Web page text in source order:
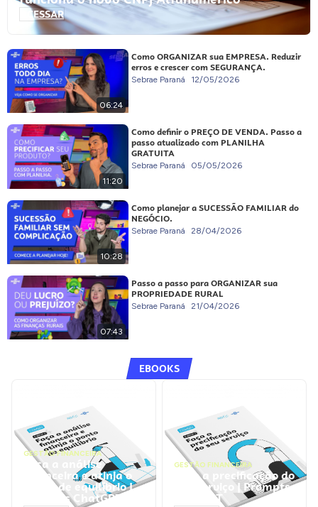
ACESSAR
06:24
Como ORGANIZAR sua EMPRESA. Reduzir
erros e crescer com SEGURANÇA.
Sebrae Paraná 12/05/2026
11:20
Como definir o PREÇO DE VENDA. Passo a
passo atualizado com PLANILHA
GRATUITA
Sebrae Paraná 05/05/2026
10:28
Como planejar a SUCESSÃO FAMILIAR do
NEGÓCIO.
Sebrae Paraná 28/04/2026
07:43
Passo a passo para ORGANIZAR sua
PROPRIEDADE RURAL
Sebrae Paraná 21/04/2026
EBOOKS
GESTÃO FINANCEIRA
Faça a análise
financeira e atinja o
ponto de equilíbrio |
Prompts ChatGPT
GESTÃO FINANCEIRA
Faça a precificação do
seu serviço | Prompts
ChatGPT